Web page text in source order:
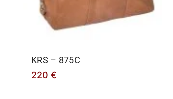
KRS – 875C
220 €